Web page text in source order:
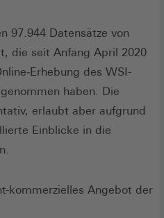
97.944 Datensätze von
die seit Anfang April 2020
des WSI-
haben. Die
erlaubt aber aufgrund
Einblicke in die
kommerzielles Angebot der